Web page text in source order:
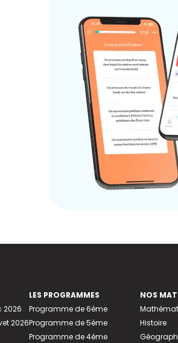
2026
2026
LES PROGRAMMES
Programme de 6ème
Programme de 5ème
Programme de 4ème
NOS
Histoire